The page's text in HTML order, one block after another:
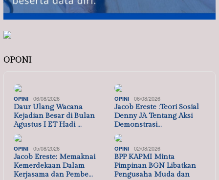
OPONI
OPINI 06/08/2026
Daur Ulang Wacana
Kejadian Besar di Bulan
Agustus I ET Hadi …
OPINI 06/08/2026
Jacob Ereste :Teori Sosial
Denny JA Tentang Aksi
Demonstrasi…
OPINI 05/08/2026
Jacob Ereste: Memaknai
Kemerdekaan Dalam
Kerjasama dan Pembe…
OPINI 02/08/2026
BPP KAPMI Minta
Pimpinan BGN Libatkan
Pengusaha Muda dan